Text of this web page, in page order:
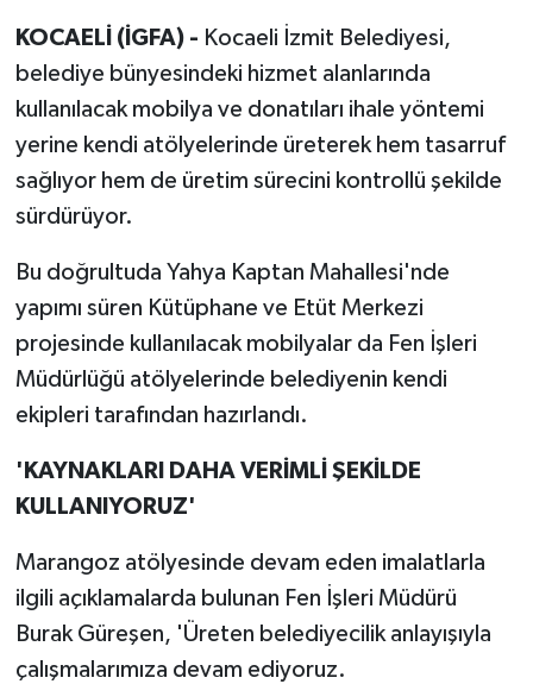
KOCAELİ (İGFA) - Kocaeli İzmit Belediyesi,
belediye bünyesindeki hizmet alanlarında
kullanılacak mobilya ve donatıları ihale yöntemi
yerine kendi atölyelerinde üreterek hem tasarruf
sağlıyor hem de üretim sürecini kontrollü şekilde
sürdürüyor.
Bu doğrultuda Yahya Kaptan Mahallesi'nde
yapımı süren Kütüphane ve Etüt Merkezi
projesinde kullanılacak mobilyalar da Fen İşleri
Müdürlüğü atölyelerinde belediyenin kendi
ekipleri tarafından hazırlandı.
'KAYNAKLARI DAHA VERİMLİ ŞEKİLDE
KULLANIYORUZ'
Marangoz atölyesinde devam eden imalatlarla
ilgili açıklamalarda bulunan Fen İşleri Müdürü
Burak Güreşen, 'Üreten belediyecilik anlayışıyla
çalışmalarımıza devam ediyoruz.